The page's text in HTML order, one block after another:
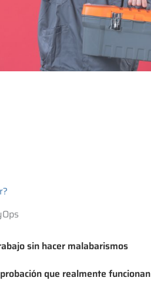
sin hacer malabarismos
que realmente funcionan